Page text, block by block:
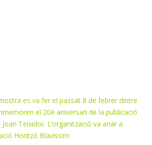
es va fer el passat 8 de febrer dintre
el 20è aniversari de la publicació
Joan Teixidor. L’organització va anar a
Horitzó Blavíssim.